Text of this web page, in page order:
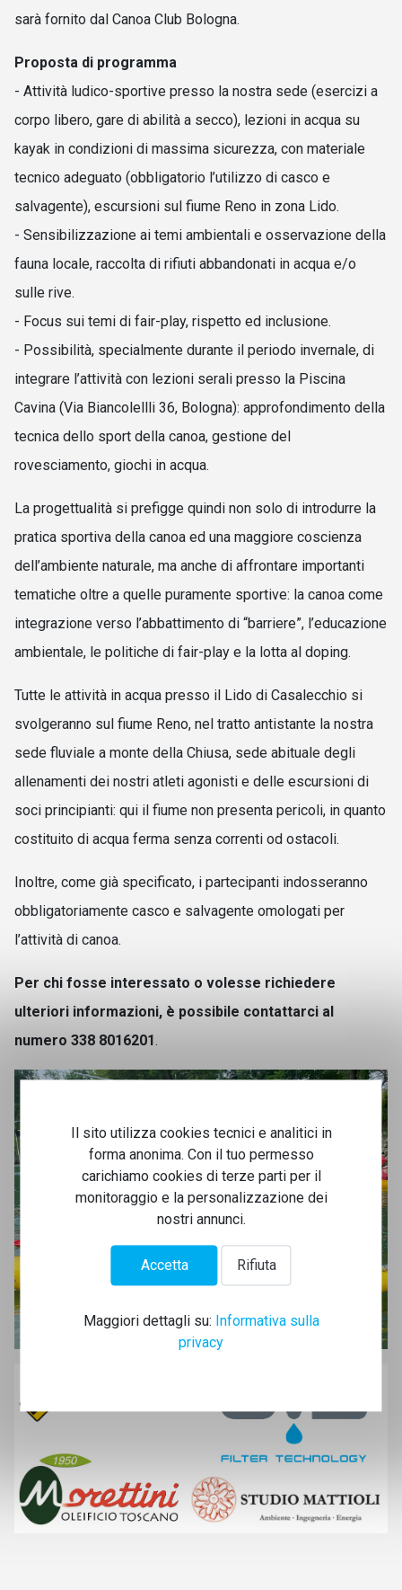
sarà fornito dal Canoa Club Bologna.
Proposta di programma
- Attività ludico-sportive presso la nostra sede (esercizi a
corpo libero, gare di abilità a secco), lezioni in acqua su
kayak in condizioni di massima sicurezza, con materiale
tecnico adeguato (obbligatorio l’utilizzo di casco e
salvagente), escursioni sul fiume Reno in zona Lido.
- Sensibilizzazione ai temi ambientali e osservazione della
fauna locale, raccolta di rifiuti abbandonati in acqua e/o
sulle rive.
- Focus sui temi di fair-play, rispetto ed inclusione.
- Possibilità, specialmente durante il periodo invernale, di
integrare l’attività con lezioni serali presso la Piscina
Cavina (Via Biancolellli 36, Bologna): approfondimento della
tecnica dello sport della canoa, gestione del
rovesciamento, giochi in acqua.
La progettualità si prefigge quindi non solo di introdurre la
pratica sportiva della canoa ed una maggiore coscienza
dell’ambiente naturale, ma anche di affrontare importanti
tematiche oltre a quelle puramente sportive: la canoa come
integrazione verso l’abbattimento di “barriere”, l’educazione
ambientale, le politiche di fair-play e la lotta al doping.
Tutte le attività in acqua presso il Lido di Casalecchio si
svolgeranno sul fiume Reno, nel tratto antistante la nostra
sede fluviale a monte della Chiusa, sede abituale degli
allenamenti dei nostri atleti agonisti e delle escursioni di
soci principianti: qui il fiume non presenta pericoli, in quanto
costituito di acqua ferma senza correnti od ostacoli.
Inoltre, come già specificato, i partecipanti indosseranno
obbligatoriamente casco e salvagente omologati per
l’attività di canoa.
Per chi fosse interessato o volesse richiedere
ulteriori informazioni, è possibile contattarci al
numero 338 8016201.
Il sito utilizza cookies tecnici e analitici in
forma anonima. Con il tuo permesso
carichiamo cookies di terze parti per il
monitoraggio e la personalizzazione dei
nostri annunci.
Accetta Rifiuta
Maggiori dettagli su: Informativa sulla
privacy